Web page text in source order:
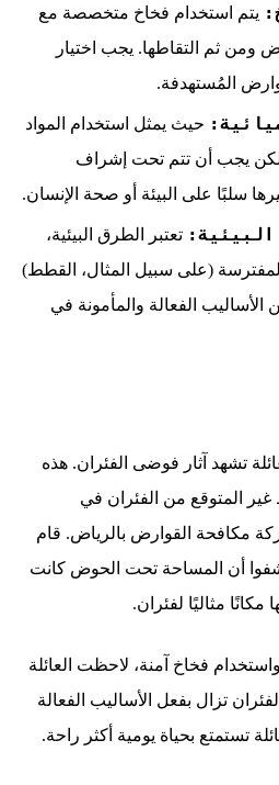
يتم استخدام فخاخ متخصصة مع
ومن ثم التقاطها. يجب اختيار
المُستهدفة.
حيث يمثل استخدام المواد
لكن يجب أن تتم تحت إشراف
سلبًا على البيئة أو صحة الإنسان.
تعتبر الطرق البيئية،
(على سبيل المثال، القطط)
الأساليب الفعالة والمأمونة في
تشهد آثار فوضى الفئران. هذه
غير المتوقع من الفئران في
مكافحة القوارض بالرياض. قام
أن المساحة تحت الحوض كانت
مثاليًا لفئران.
فخاخ آمنة، لاحظت العائلة
تزال بفعل الأساليب الفعالة
تستمتع بحياة يومية أكثر راحة.